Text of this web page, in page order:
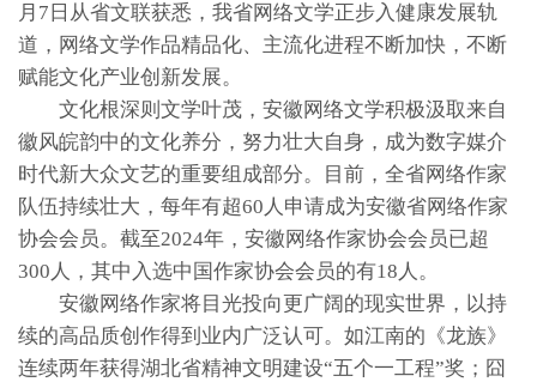
月7日从省文联获悉，我省网络文学正步入健康发展轨
道，网络文学作品精品化、主流化进程不断加快，不断
赋能文化产业创新发展。
文化根深则文学叶茂，安徽网络文学积极汲取来自
徽风皖韵中的文化养分，努力壮大自身，成为数字媒介
时代新大众文艺的重要组成部分。目前，全省网络作家
队伍持续壮大，每年有超60人申请成为安徽省网络作家
协会会员。截至2024年，安徽网络作家协会会员已超
300人，其中入选中国作家协会会员的有18人。
安徽网络作家将目光投向更广阔的现实世界，以持
续的高品质创作得到业内广泛认可。如江南的《龙族》
连续两年获得湖北省精神文明建设“五个一工程”奖；囧